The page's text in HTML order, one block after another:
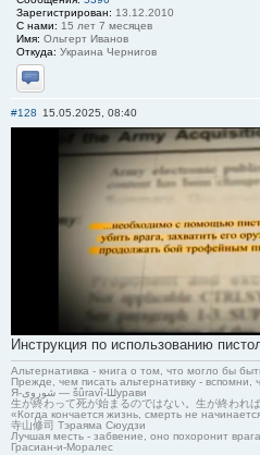
Зарегистрирован: 13.12.2010
С нами: 15 лет 7 месяцев
Имя: Ольгерт Иванов
Откуда: Украина Чернигов
Отправить личное сообщение
#128 15.05.2025, 08:40
Инcтрукция по иcпользовaнию
Альтернативка - книга о том, что могло бы
Прежде, чем писать альтернативку - вспомни,
Я-شوروی — šûravî-Шурави
生が終わって死が始まるのではない。生が終われ
«Когда кончается жизнь, смерть не
寺山修司 Тэраяма Сюудзи
Лучшая месть - забвение, оно похоронит
Грасиан-и-Моралес